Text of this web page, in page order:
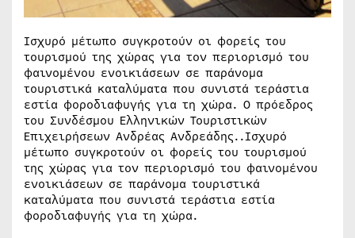
Ισχυρό μέτωπο συγκροτούν οι φορείς του
τουρισμού της χώρας για τον περιορισμό του
φαινομένου ενοικιάσεων σε παράνομα
τουριστικά καταλύματα που συνιστά τεράστια
εστία φοροδιαφυγής για τη χώρα. Ο πρόεδρος
του Συνδέσμου Ελληνικών Τουριστικών
Επιχειρήσεων Ανδρέας Ανδρεάδης..Ισχυρό
μέτωπο συγκροτούν οι φορείς του τουρισμού
της χώρας για τον περιορισμό του φαινομένου
ενοικιάσεων σε παράνομα τουριστικά
καταλύματα που συνιστά τεράστια εστία
φοροδιαφυγής για τη χώρα.